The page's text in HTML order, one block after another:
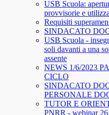
USB Scuola:
provvisorie e
Requisiti
SINDACATO
USB Scuola -
soli davanti a una
assente
NEWS 1/6/2023
CICLO
SINDACATO
PERSONALE
TUTOR E
PNRR - webinar